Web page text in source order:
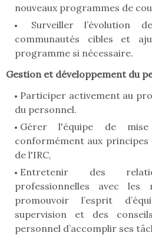
nouveaux programmes de
Surveiller l’évolution
communautés cibles et
programme si nécessaire.
Gestion et développement du
Participer activement au
du personnel.
Gérer l'équipe de
conformément aux
de l'IRC,
Entretenir des
professionnelles avec les
promouvoir l’esprit
supervision et des
personnel d’accomplir ses